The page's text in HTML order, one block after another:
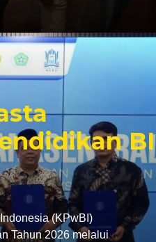
BI
(KPwBI)
Tahun 2026 melalui